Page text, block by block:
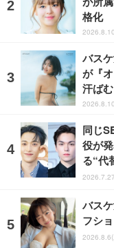
格化
バス
が『
汗ば
同じ
役が
る“代
バス
フシ